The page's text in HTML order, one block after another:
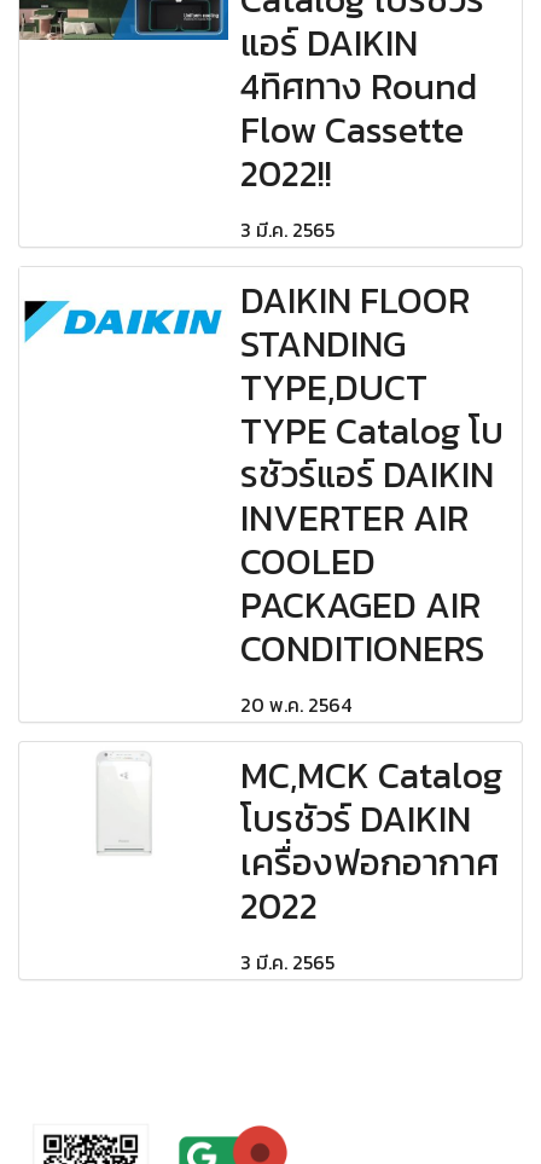
แอร์ DAIKIN
4ทิศทาง Round
Flow Cassette
2022!!
3 มี.ค. 2565
DAIKIN FLOOR
STANDING
TYPE,DUCT
TYPE Catalog โบ
รชัวร์แอร์ DAIKIN
INVERTER AIR
COOLED
PACKAGED AIR
CONDITIONERS
20 พ.ค. 2564
MC,MCK Catalog
โบรชัวร์ DAIKIN
เครื่องฟอกอากาศ
2022
3 มี.ค. 2565